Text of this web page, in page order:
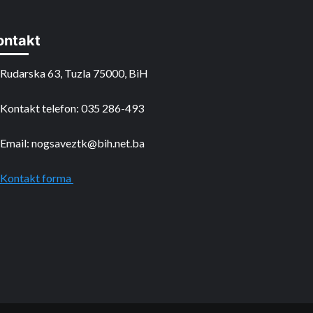
Rudarska 63, Tuzla 75000, BiH
Kontakt telefon: 035 286-493
Email: nogsaveztk@bih.net.ba
Kontakt forma